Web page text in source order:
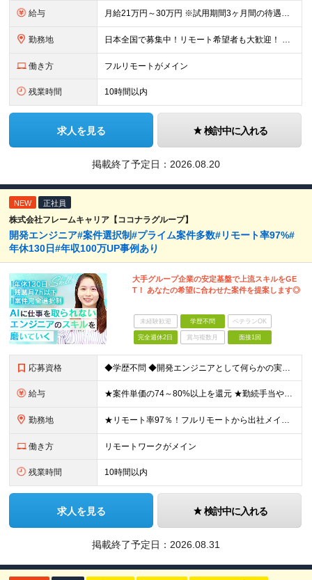
給与 月給21万円～30万円 ※試用期間3ヶ月間の待遇に変動はありません。 ※みなし残業代(月20時間分29,725円～)を含む。（※超過分は追加支給）
勤務地 日本全国で募集中！リモート希望者も大歓迎！ ※クライアントオフィスへの出勤が必要な場合は、 「東京オフィス」または「首都圏・関西圏」になります ※勤務地の選択はご希望を考慮し、転居を伴う転勤はありま
働き方 フルリモートがメイン
残業時間 10時間以内
求人を見る 検討中に入れる
掲載終了予定日： 2026.08.20
NEW 正社員
株式会社フレームキャリア【ココナラグループ】
開発エンジニア#案件選択制#プライム案件多数#リモート率97%#
年休130日#年収100万UP事例あり
大手グループ企業の安定基盤で上流スキルをGE
T！ あなたの希望に合わせた案件を提案します◎
未経験歓迎 学歴不問 ベテランOK
完全週休2日 賞与複数月 面接1回
応募資格 ◆学歴不問 ◆開発エンジニアとして何らかの実務経験をお持ちの方 ※経験年数は問いません。 ≪こんな方にピッタリ≫ □ 今の現場のまま給与を上げたい □ 毎日コードを書くだけの環境から抜け出したい □
給与 ★案件単価の74～80%以上を還元 ★勤続手当やリーダー手当の他に社員同士でのランチ代手当などのちょっと嬉しい手当も。 月給30万円～70万円＋各種手当＋賞与（年1回/実績による） ※経験・スキルを
勤務地 ★リモート率97％！フルリモートから出社メインまで、希望に合わせて選べます ★全国47都道府県のプロジェクト先で勤務可能。転勤はありません！ ＜本社＞ 東京都渋谷区渋谷2-19-15 宮益坂ビルディ
働き方 リモートワークがメイン
残業時間 10時間以内
求人を見る 検討中に入れる
掲載終了予定日： 2026.08.31